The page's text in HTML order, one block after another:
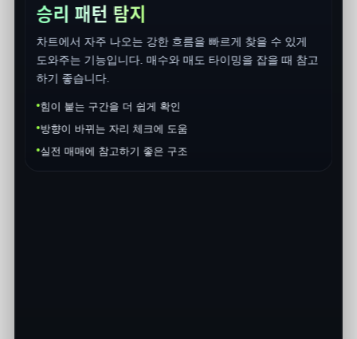
승리 패턴 탐지
차트에서 자주 나오는 강한 흐름을 빠르게 찾을 수 있게
도와주는 기능입니다. 매수와 매도 타이밍을 잡을 때 참고
하기 좋습니다.
힘이 붙는 구간을 더 쉽게 확인
방향이 바뀌는 자리 체크에 도움
실전 매매에 참고하기 좋은 구조